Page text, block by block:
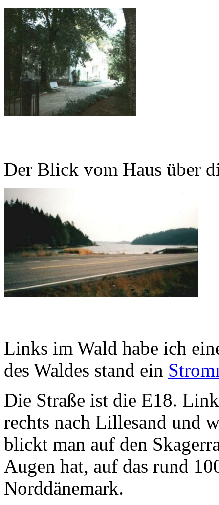
Der Blick vom Haus über
Links im Wald habe ich
des Waldes stand ein
Die Straße ist die E18.
rechts nach Lillesand und
blickt man auf den
Augen hat, auf das rund
Norddänemark.